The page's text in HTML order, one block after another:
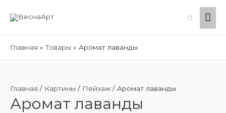
0
Главная Товары Аромат лаванды
Главная / Картины / Пейзаж / Аромат лаванды
Аромат лаванды